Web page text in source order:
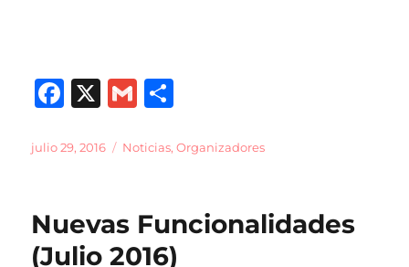
F
c
b
o
X
G
ai m
a
rt
Publicado
julio 29, 2016 Categorías
Noticias,Organizadores
Nuevas Funcionalidades
(Julio 2016)